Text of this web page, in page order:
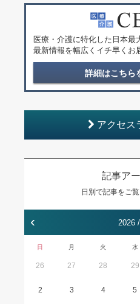
医療・介護に特化した日本最
最新情報を幅広くイチ早くお
詳細はこちら
アクセス
記事ア
日別で記事をご覧
‹ 2026
日 月 火 水
26 27 28 29
2 3 4 5